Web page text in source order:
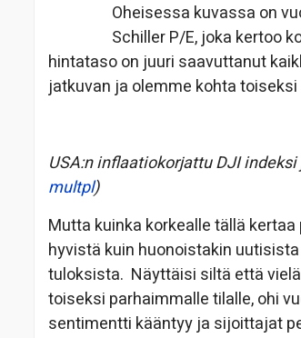
Oheisessa kuvassa on
Schiller P/E, joka kertoo
hintataso on juuri saavuttanut
jatkuvan ja olemme kohta
USA:n inflaatiokorjattu DJI
multpl)
Mutta kuinka korkealle tällä
hyvistä kuin huonoistakin
tuloksista. Näyttäisi siltä että
toiseksi parhaimmalle tilalle, ohi
sentimentti kääntyy ja sijoittajat